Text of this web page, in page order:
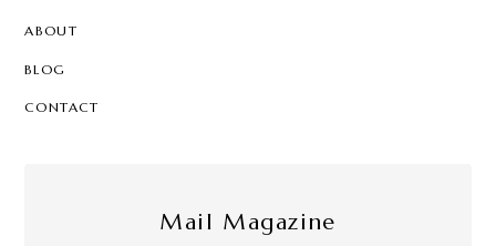
ABOUT
BLOG
CONTACT
Mail Magazine